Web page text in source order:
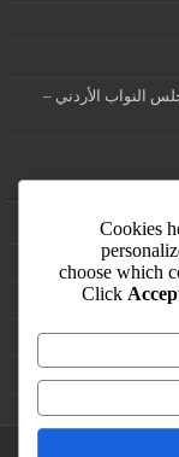
النواب الأردني –
Cookies
choose which
Click